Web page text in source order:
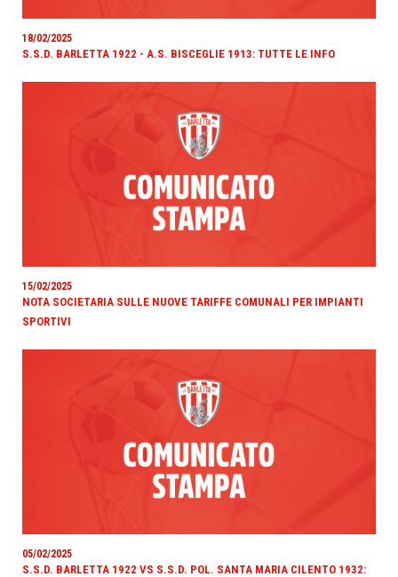
18/02/2025
S.S.D. BARLETTA 1922 - A.S. BISCEGLIE 1913: TUTTE LE INFO
15/02/2025
NOTA SOCIETARIA SULLE NUOVE TARIFFE COMUNALI PER IMPIANTI
SPORTIVI
05/02/2025
S.S.D. BARLETTA 1922 VS S.S.D. POL. SANTA MARIA CILENTO 1932: